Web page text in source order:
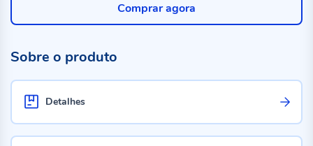
Comprar agora
Sobre o produto
Detalhes